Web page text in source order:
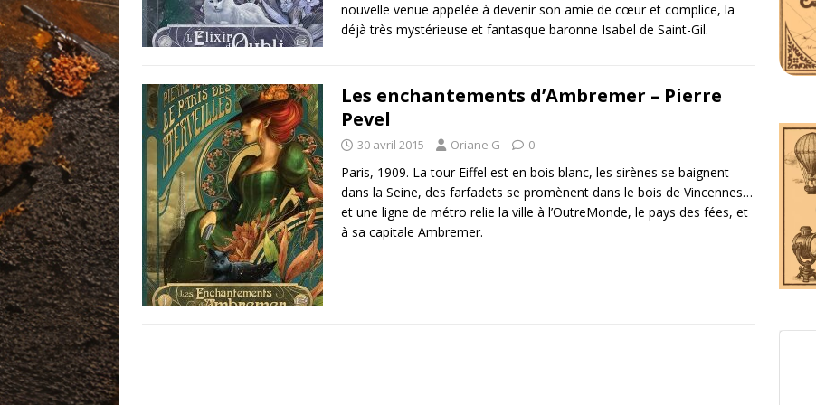
nouvelle venue appelée à devenir son amie de cœur et complice, la
déjà très mystérieuse et fantasque baronne Isabel de Saint-Gil.
Les enchantements d’Ambremer – Pierre
Pevel
30 avril 2015 Oriane G 0
Paris, 1909. La tour Eiffel est en bois blanc, les sirènes se baignent
dans la Seine, des farfadets se promènent dans le bois de Vincennes…
et une ligne de métro relie la ville à l’OutreMonde, le pays des fées, et
à sa capitale Ambremer.